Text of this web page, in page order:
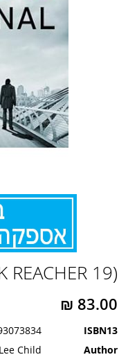
REACHER 19)
ISBN13
Author
Lee Child
להתחלה
של
גלריית
תמונות